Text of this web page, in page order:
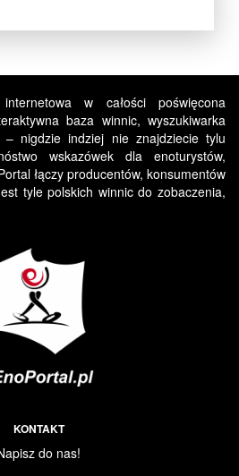
w całości poświęcona
baza winnic, wyszukiwarka
nigdzie indziej nie znajdziecie tylu
wskazówek dla enoturystów,
łączy producentów, konsumentów
tyle polskich winnic do zobaczenia,
KONTAKT
do nas!